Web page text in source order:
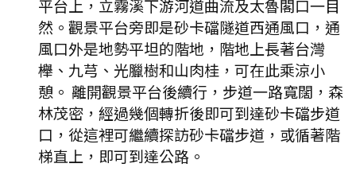
平台上，立霧溪下游河道曲流及太魯閣口一目
然。觀景平台旁即是砂卡礑隧道西通風口，通
風口外是地勢平坦的階地，階地上長著台灣
櫸、九芎、光臘樹和山肉桂，可在此乘涼小
憩。 離開觀景平台後續行，步道一路寬闊，森
林茂密，經過幾個轉折後即可到達砂卡礑步道
口，從這裡可繼續探訪砂卡礑步道，或循著階
梯直上，即可到達公路。